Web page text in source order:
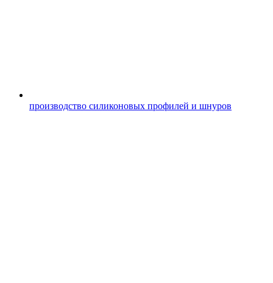
производство силиконовых профилей и шнуров